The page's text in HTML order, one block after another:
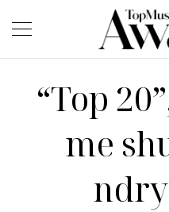
“Top
me